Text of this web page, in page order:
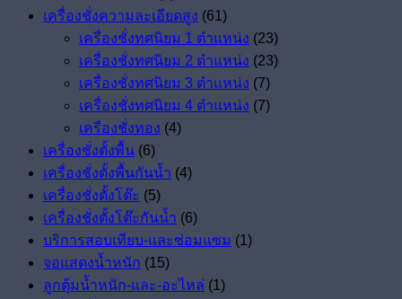
เครื่องชั่งความละเอียดสูง (61)
เครื่องชั่งทศนิยม 1 ตำแหน่ง (23)
เครื่องชั่งทศนิยม 2 ตำแหน่ง (23)
เครื่องชั่งทศนิยม 3 ตำแหน่ง (7)
เครื่องชั่งทศนิยม 4 ตำแหน่ง (7)
เครืองชั่งทอง (4)
เครื่องชั่งตั้งพื้น (6)
เครื่องชั่งตั้งพื้นกันน้ำ (4)
เครื่องชั่งตั้งโต๊ะ (5)
เครื่องชั่งตั้งโต๊ะกันน้ำ (6)
บริการสอบเทียบ-และซ่อมแซม (1)
จอแสดงน้ำหนัก (15)
ลูกตุ้มน้ำหนัก-และ-อะไหล่ (1)